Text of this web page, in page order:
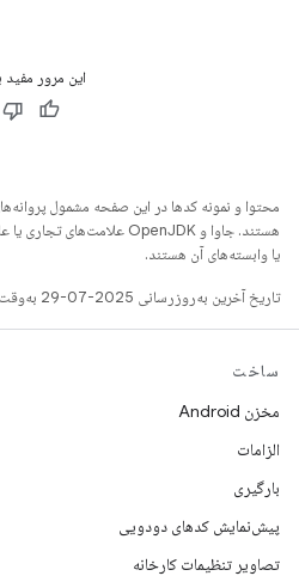
این مرور مفید
محتوا و نمونه کدها در این صفحه مشمول
یا وابسته‌های آن هستند.
تاریخ آخرین به‌روزرسانی 2025-07-29 به‌وقت ساعت هماهنگ جهانی.
ساخت
مخزن Android
الزامات
بارگیری
پیش‌نمایش کدهای دودویی
تصاویر تنظیمات کارخانه